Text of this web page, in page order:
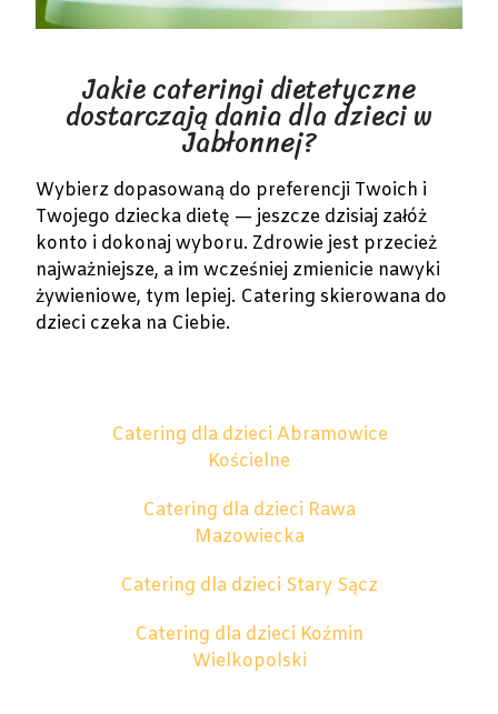
Jakie cateringi dietetyczne
dostarczają dania dla dzieci w
Jabłonnej?
Wybierz dopasowaną do preferencji Twoich i
Twojego dziecka dietę — jeszcze dzisiaj załóż
konto i dokonaj wyboru. Zdrowie jest przecież
najważniejsze, a im wcześniej zmienicie nawyki
żywieniowe, tym lepiej. Catering skierowana do
dzieci czeka na Ciebie.
Catering dla dzieci Abramowice
Kościelne
Catering dla dzieci Rawa
Mazowiecka
Catering dla dzieci Stary Sącz
Catering dla dzieci Koźmin
Wielkopolski